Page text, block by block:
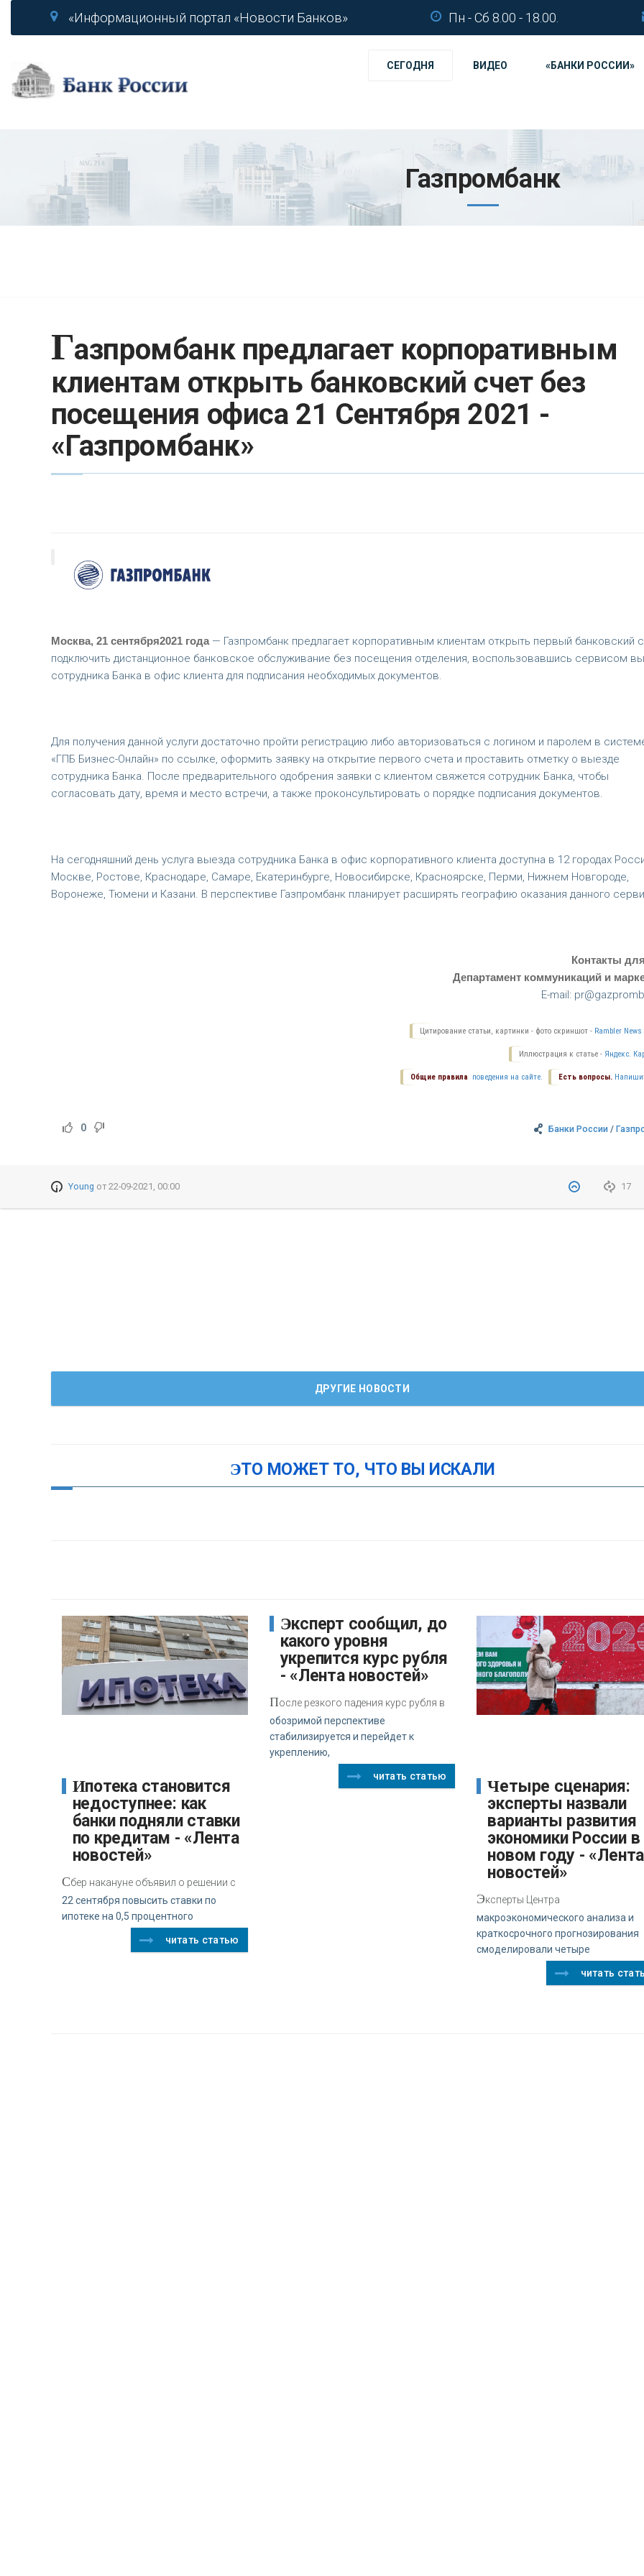
«Информационный портал «Новости Банков» Пн - Сб 8.00 - 18.00.
СЕГОДНЯ ВИДЕО «БАНКИ РОССИИ»
Газпромбанк
Газпромбанк предлагает корпоративным
клиентам открыть банковский счет без
посещения офиса 21 Сентября 2021 -
«Газпромбанк»
Москва, 21 сентября2021 года — Газпромбанк предлагает корпоративным клиентам открыть первый банковский
подключить дистанционное банковское обслуживание без посещения отделения, воспользовавшись сервисом
сотрудника Банка в офис клиента для подписания необходимых документов.
Для получения данной услуги достаточно пройти регистрацию либо авторизоваться с логином и паролем в
«ГПБ Бизнес-Онлайн» по ссылке, оформить заявку на открытие первого счета и проставить отметку о выезде
сотрудника Банка. После предварительного одобрения заявки с клиентом свяжется сотрудник Банка, чтобы
согласовать дату, время и место встречи, а также проконсультировать о порядке подписания документов.
На сегодняшний день услуга выезда сотрудника Банка в офис корпоративного клиента доступна в 12 городах
Москве, Ростове, Краснодаре, Самаре, Екатеринбурге, Новосибирске, Красноярске, Перми, Нижнем Новгороде,
Воронеже, Тюмени и Казани. В перспективе Газпромбанк планирует расширять географию оказания данного
Контакты
Департамент коммуникаций и
E-mail:
Цитирование статьи, картинки - фото скриншот - Rambler News
Иллюстрация к статье - Яндекс.
Есть вопросы.
Общие правила поведения на сайте.
Банки России /
0
17
Young от 22-09-2021, 00:00
ДРУГИЕ НОВОСТИ
ЭТО МОЖЕТ ТО, ЧТО ВЫ ИСКАЛИ
Ипотека становится
недоступнее: как
банки подняли ставки
по кредитам - «Лента
новостей»
Сбер накануне объявил о решении с
22 сентября повысить ставки по
ипотеке на 0,5 процентного
читать статью
Эксперт сообщил, до
какого уровня
укрепится курс рубля
- «Лента новостей»
После резкого падения курс рубля в
обозримой перспективе
стабилизируется и перейдет к
укреплению,
читать статью
Четыре сценария:
эксперты назвали
варианты развития
экономики России в
новом году - «Лента
новостей»
Эксперты Центра
макроэкономического анализа и
краткосрочного прогнозирования
смоделировали четыре
читать